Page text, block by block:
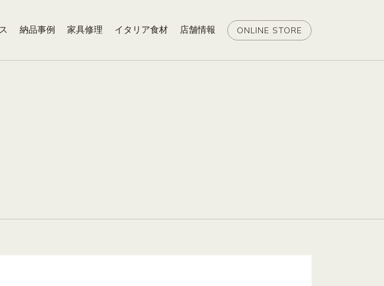
納品事例 家具修理 イタリア食材 店舗情報 ONLINE STORE